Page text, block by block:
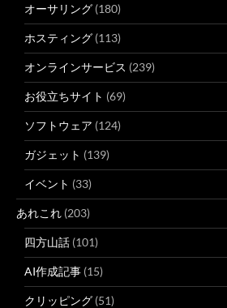
オーサリング (180)
ホスティング (113)
オンラインサービス (239)
お役立ちサイト (69)
ソフトウェア (124)
ガジェット (139)
イベント (33)
あれこれ (203)
四方山話 (101)
AI作成記事 (15)
クリッピング (51)